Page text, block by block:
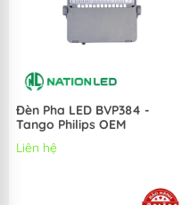
Đèn Pha LED BVP384 -
Tango Philips OEM
Liên hệ